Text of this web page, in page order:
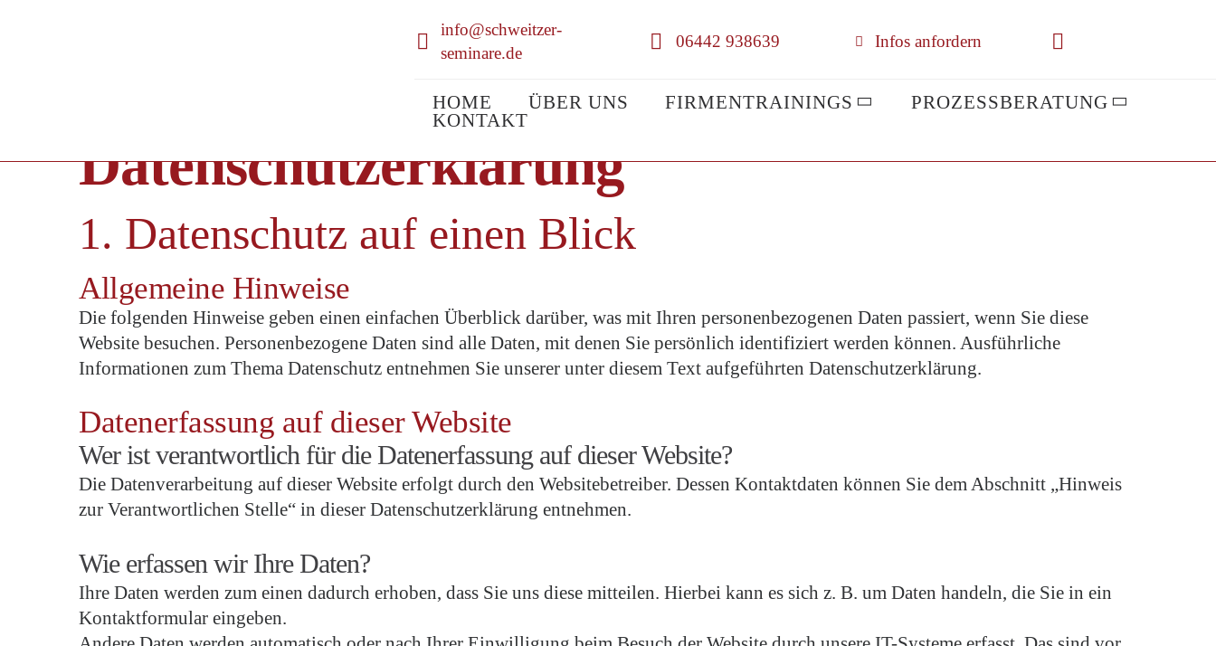
info@schweitzer-
seminare.de
06442 938639 Infos anfordern
HOME ÜBER UNS FIRMENTRAININGS
PROZESSBERATUNG
KONTAKT
Datenschutz­erklärung
1. Datenschutz auf einen Blick
Allgemeine Hinweise
Die folgenden Hinweise geben einen einfachen Überblick darüber, was mit Ihren personenbezogenen Daten passiert, wenn Sie diese
Website besuchen. Personenbezogene Daten sind alle Daten, mit denen Sie persönlich identifiziert werden können. Ausführliche
Informationen zum Thema Datenschutz entnehmen Sie unserer unter diesem Text aufgeführten Datenschutzerklärung.
Datenerfassung auf dieser Website
Wer ist verantwortlich für die Datenerfassung auf dieser Website?
Die Datenverarbeitung auf dieser Website erfolgt durch den Websitebetreiber. Dessen Kontaktdaten können Sie dem Abschnitt „Hinweis
zur Verantwortlichen Stelle“ in dieser Datenschutzerklärung entnehmen.
Wie erfassen wir Ihre Daten?
Ihre Daten werden zum einen dadurch erhoben, dass Sie uns diese mitteilen. Hierbei kann es sich z. B. um Daten handeln, die Sie in ein
Kontaktformular eingeben.